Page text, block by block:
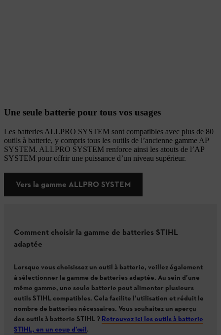
Une seule batterie pour tous vos usages
Les batteries ALLPRO SYSTEM sont compatibles avec plus de 80
outils à batterie, y compris tous les outils de l’ancienne gamme AP
SYSTEM. ALLPRO SYSTEM renforce ainsi les atouts de l’AP
SYSTEM pour offrir une puissance d’un niveau supérieur.
Vers la gamme ALLPRO SYSTEM
Comment choisir la gamme de batteries STIHL
adaptée
Lorsque vous choisissez un outil à batterie, veillez également
à sélectionner la gamme de batteries adaptée. Au sein d’une
même gamme, une seule batterie peut alimenter plusieurs
outils STIHL compatibles. Cela facilite l’utilisation et réduit le
nombre de batteries nécessaires. Vous souhaitez un aperçu
des outils à batterie STIHL ?Retrouvez ici les outils à batterie
STIHL, en un coup d’œil.